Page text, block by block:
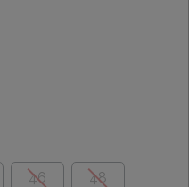
46 48